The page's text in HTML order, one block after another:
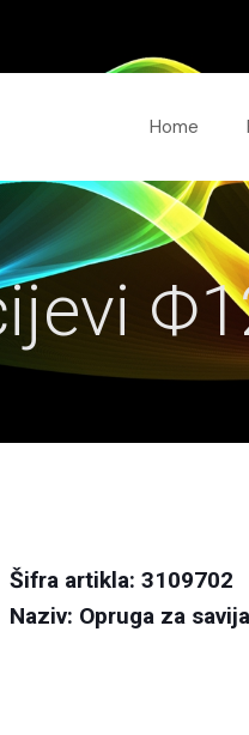
Home
Šifra artikla: 3109702
Naziv: Opruga za